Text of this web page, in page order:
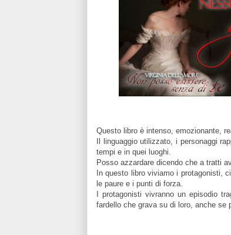
Questo libro è intenso, emozionante,
Il linguaggio utilizzato, i personaggi
tempi e in quei luoghi.
Posso azzardare dicendo che a tratti
In questo libro viviamo i protagonisti,
le paure e i punti di forza.
I protagonisti vivranno un episodio
fardello che grava su di loro, anche se